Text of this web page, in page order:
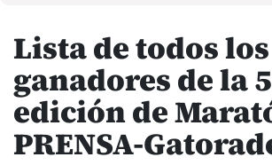
Lista de todos los
ganadores de la
edición de
PRENSA-